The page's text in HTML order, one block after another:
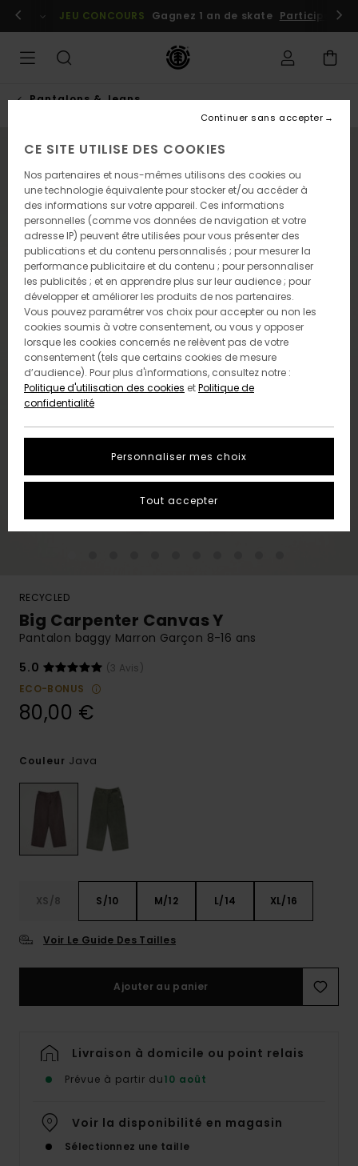
l'information
Se connecter / s'inscrire
JEU CONCOURS Gagnez 1 an de skate Participez
Pantalons & Jeans
NOUVEAUTÉ
RECYCLED
Big Carpenter Canvas Y
Pantalon baggy Marron Garçon 8-16 ans
5.0
(3 Avis)
ECO-BONUS
80,00 €
Couleur Java
XS/8 S/10 M/12 L/14 XL/16
Voir Le Guide Des Tailles
Ajouter au panier
Livraison à domicile ou point relais
Prévue à partir du10 août
Voir la disponibilité en magasin
Sélectionnez une taille
CE SITE UTILISE DES COOKIES
Nos partenaires et nous-mêmes utilisons des cookies ou
une technologie équivalente pour stocker et/ou accéder à
des informations sur votre appareil. Ces informations
personnelles (comme vos données de navigation et votre
adresse IP) peuvent être utilisées pour vous présenter des
publications et du contenu personnalisés ; pour mesurer la
performance publicitaire et du contenu ; pour personnaliser
les publicités ; et en apprendre plus sur leur audience ; pour
développer et améliorer les produits de nos partenaires.
Vous pouvez paramétrer vos choix pour accepter ou non les
cookies soumis à votre consentement, ou vous y opposer
lorsque les cookies concernés ne relèvent pas de votre
consentement (tels que certains cookies de mesure
d’audience). Pour plus d'informations, consultez notre :
Politique d'utilisation des cookies etPolitique de
confidentialité
Personnaliser mes choix
Continuer sans accepter
Tout accepter